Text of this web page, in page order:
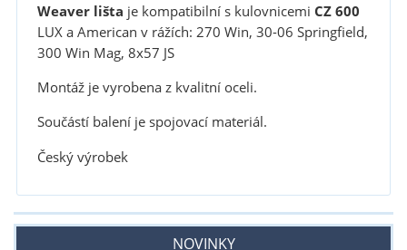
Weaver lišta je kompatibilní s kulovnicemi CZ 600
LUX a American v rážích: 270 Win, 30-06 Springfield,
300 Win Mag, 8x57 JS
Montáž je vyrobena z kvalitní oceli.
Součástí balení je spojovací materiál.
Český výrobek
NOVINKY